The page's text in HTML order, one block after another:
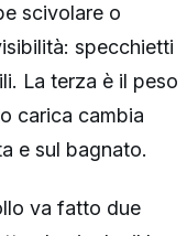
scivolare o
specchietti
La terza è il peso
carica cambia
e sul bagnato.
va fatto due